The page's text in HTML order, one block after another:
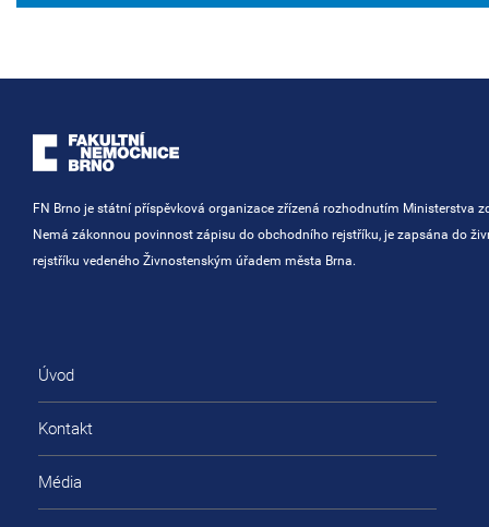
FN Brno je státní příspěvková organizace zřízená rozhodnutím Ministerstva
Nemá zákonnou povinnost zápisu do obchodního rejstříku, je zapsána do
rejstříku vedeného Živnostenským úřadem města Brna.
Úvod
Kontakt
Média